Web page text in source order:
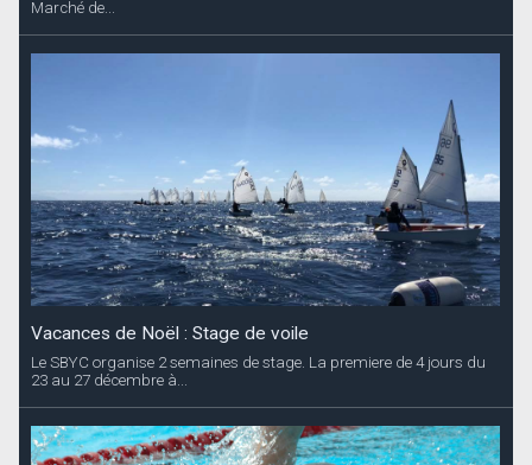
Marché de...
Vacances de Noël : Stage de voile
Le SBYC organise 2 semaines de stage. La premiere de 4 jours du
23 au 27 décembre à...